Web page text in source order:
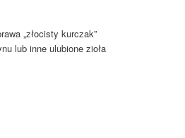
„złocisty kurczak”
lub inne ulubione zioła